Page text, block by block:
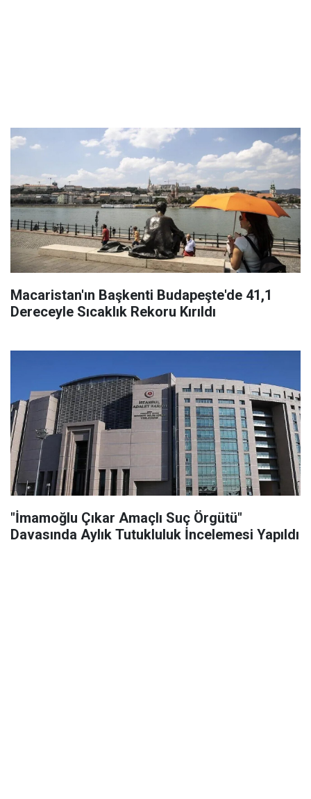
Macaristan'ın Başkenti Budapeşte'de 41,1
Dereceyle Sıcaklık Rekoru Kırıldı
"İmamoğlu Çıkar Amaçlı Suç Örgütü"
Davasında Aylık Tutukluluk İncelemesi Yapıldı